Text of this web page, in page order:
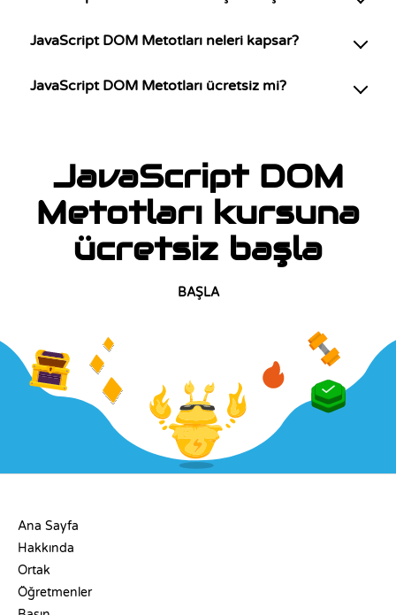
JavaScript DOM Metotları neleri kapsar?
JavaScript DOM Metotları ücretsiz mi?
JavaScript DOM
Metotları kursuna
ücretsiz başla
BAŞLA
Ana Sayfa
Hakkında
Ortak
Öğretmenler